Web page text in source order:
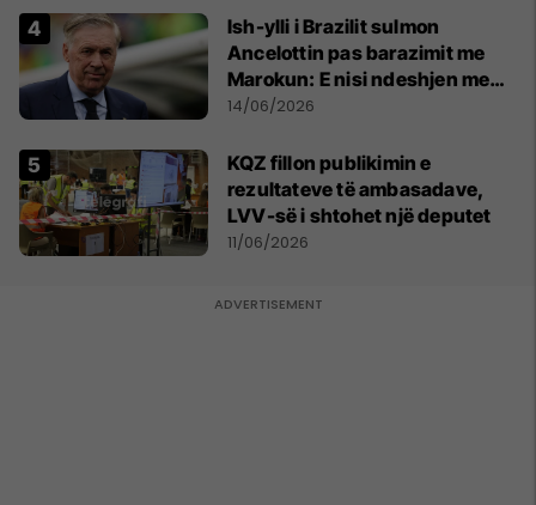
Ish-ylli i Brazilit sulmon
Ancelottin pas barazimit me
Marokun: E nisi ndeshjen me
formacionin e gabuar
14/06/2026
KQZ fillon publikimin e
rezultateve të ambasadave,
LVV-së i shtohet një deputet
11/06/2026